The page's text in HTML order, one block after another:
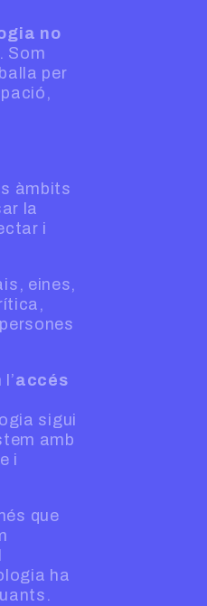
no
Som
per
àmbits
la
i
eines,
accés
sigui
amb
i
que
ha